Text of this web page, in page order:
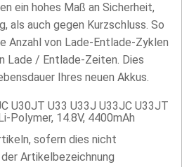
ein hohes Maß an Sicherheit,
als auch gegen Kurzschluss. So
Anzahl von Lade-Entlade-Zyklen
Lade / Entlade-Zeiten. Dies
Ihres neuen Akkus.
U30JT U33 U33J U33JC U33JT
Polymer, 14.8V, 4400mAh
sofern dies nicht
Artikelbezeichnung